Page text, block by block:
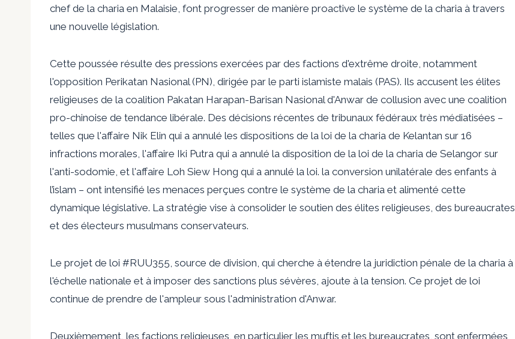
chef de la charia en Malaisie, font progresser de manière proactive le système de la charia à travers
une nouvelle législation.
Cette poussée résulte des pressions exercées par des factions d'extrême droite, notamment
l'opposition Perikatan Nasional (PN), dirigée par le parti islamiste malais (PAS). Ils accusent les élites
religieuses de la coalition Pakatan Harapan-Barisan Nasional d'Anwar de collusion avec une coalition
pro-chinoise de tendance libérale. Des décisions récentes de tribunaux fédéraux très médiatisées –
telles que l'affaire Nik Elin qui a annulé les dispositions de la loi de la charia de Kelantan sur 16
infractions morales, l'affaire Iki Putra qui a annulé la disposition de la loi de la charia de Selangor sur
l'anti-sodomie, et l'affaire Loh Siew Hong qui a annulé la loi. la conversion unilatérale des enfants à
l’islam – ont intensifié les menaces perçues contre le système de la charia et alimenté cette
dynamique législative. La stratégie vise à consolider le soutien des élites religieuses, des bureaucrates
et des électeurs musulmans conservateurs.
Le projet de loi #RUU355, source de division, qui cherche à étendre la juridiction pénale de la charia à
l'échelle nationale et à imposer des sanctions plus sévères, ajoute à la tension. Ce projet de loi
continue de prendre de l'ampleur sous l'administration d'Anwar.
Deuxièmement, les factions religieuses, en particulier les muftis et les bureaucrates, sont enfermées